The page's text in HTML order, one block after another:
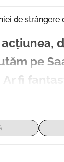
de strângere
pe
Ar fi
la îndemână.
de